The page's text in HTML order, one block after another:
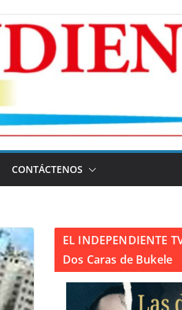
CONTÁCTENOS
EL INDEPENDIENTE
Dos Caras de Bukele